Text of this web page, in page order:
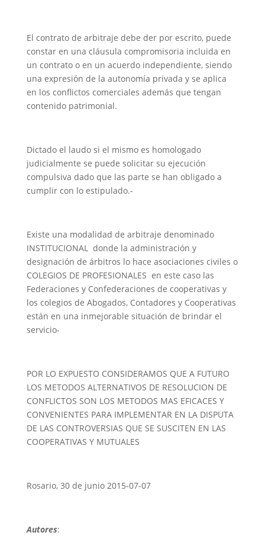
El contrato de arbitraje debe der por escrito, puede
constar en una cláusula compromisoria incluida en
un contrato o en un acuerdo independiente, siendo
una expresión de la autonomía privada y se aplica
en los conflictos comerciales además que tengan
contenido patrimonial.
Dictado el laudo si el mismo es homologado
judicialmente se puede solicitar su ejecución
compulsiva dado que las parte se han obligado a
cumplir con lo estipulado.-
Existe una modalidad de arbitraje denominado
INSTITUCIONAL donde la administración y
designación de árbitros lo hace asociaciones civiles o
COLEGIOS DE PROFESIONALES en este caso las
Federaciones y Confederaciones de cooperativas y
los colegios de Abogados, Contadores y Cooperativas
están en una inmejorable situación de brindar el
servicio-
POR LO EXPUESTO CONSIDERAMOS QUE A FUTURO
LOS METODOS ALTERNATIVOS DE RESOLUCION DE
CONFLICTOS SON LOS METODOS MAS EFICACES Y
CONVENIENTES PARA IMPLEMENTAR EN LA DISPUTA
DE LAS CONTROVERSIAS QUE SE SUSCITEN EN LAS
COOPERATIVAS Y MUTUALES
Rosario, 30 de junio 2015-07-07
Autores: